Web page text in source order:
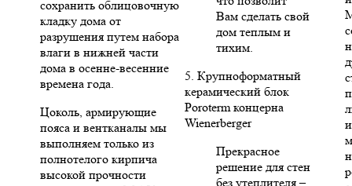
сохранить облицовочную
кладку дома от
разрушения путем набора
влаги в нижней части
дома в осенне-весенние
времена года.
Цоколь, армирующие
пояса и вентканалы мы
выполняем только из
полнотелого кирпича
высокой прочности
Вам сделать свой
дом теплым и
тихим.
5. Крупноформатный
керамический блок
Poroterm концерна
Wienerberger
Прекрасное
решение для стен
без утеплителя –